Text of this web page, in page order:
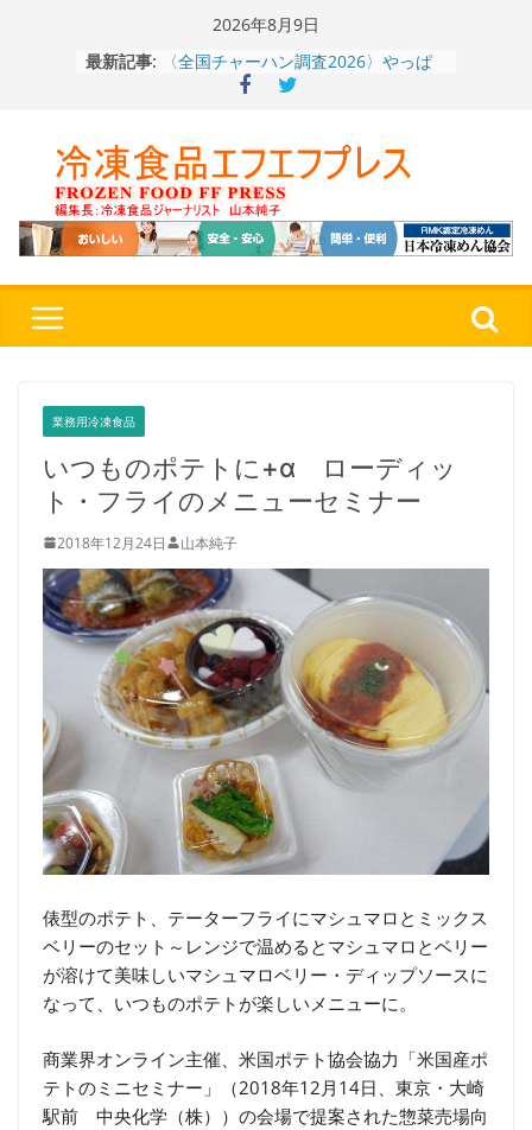
2026年8月9日
最新記事:
りお米メニュー人気1位はチャーハン
～ニチレイフーズ調べ
から新ブランド『ニップン、彩りごは
ん。』～”おいしさ”をアピール
餃子キャラ”ぎょざ・ぎょざお”POPUP
ストアで作者にご挨拶、新作”れいと
うこ～こ～”を知る
「CHEESE WONDER」5周年～夏に限
定さわやかフレーバー「CHEESE
業務用冷凍食品
いつものポテトに+α ローディッ
ト・フライのメニューセミナー
2018年12月24日 山本純子
俵型のポテト、テーターフライにマシュマロとミックス
ベリーのセット～レンジで温めるとマシュマロとベリー
が溶けて美味しいマシュマロベリー・ディップソースに
なって、いつものポテトが楽しいメニューに。
商業界オンライン主催、米国ポテト協会協力「米国産ポ
テトのミニセミナー」（2018年12月14日、東京・大崎
駅前 中央化学（株））の会場で提案された惣菜売場向